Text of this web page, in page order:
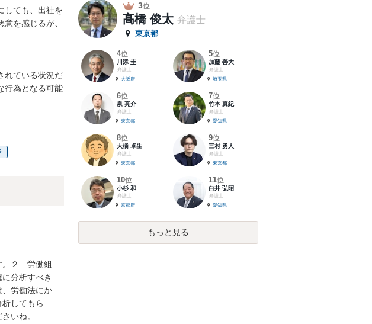
しても、出社を
を感じるが、
れている状況だ
行為となる可能
２　労働組
分析すべき
労働法にか
してもら
いね。
3位
髙橋 俊太 弁護士
東京都
4位
川添 圭
弁護士
大阪府
5位
加藤 善大
弁護士
埼玉県
6位
泉 亮介
弁護士
東京都
7位
竹本 真紀
弁護士
愛知県
8位
大橋 卓生
弁護士
東京都
9位
三村 勇人
弁護士
東京都
10位
小杉 和
弁護士
京都府
11位
白井 弘昭
弁護士
愛知県
もっと見る